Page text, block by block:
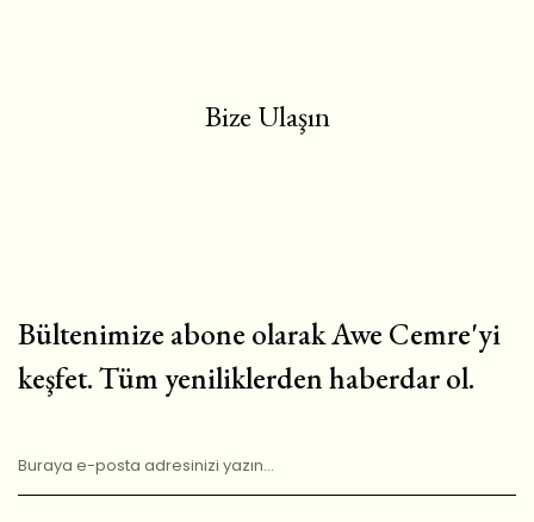
Bize Ulaşın
Bültenimize abone olarak Awe Cemre'yi
keşfet. Tüm yeniliklerden haberdar ol.